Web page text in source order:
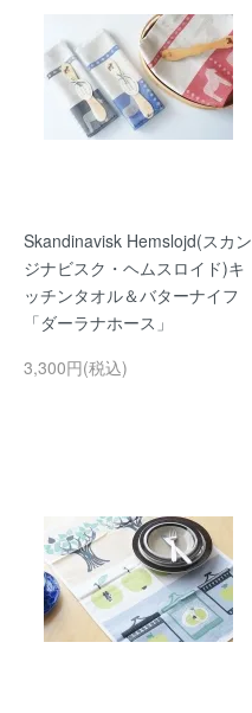
Skandinavisk Hemslojd(スカン
ジナビスク・ヘムスロイド)キ
ッチンタオル＆バターナイフ
「ダーラナホース」
3,300円(税込)